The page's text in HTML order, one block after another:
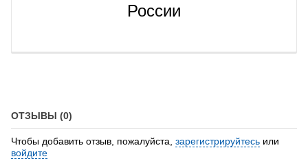
России
ОТЗЫВЫ (0)
Чтобы добавить отзыв, пожалуйста, зарегистрируйтесь или
войдите